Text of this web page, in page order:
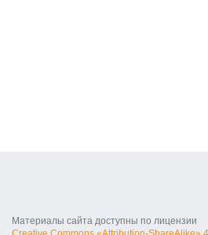
Материалы сайта доступны по лицензии